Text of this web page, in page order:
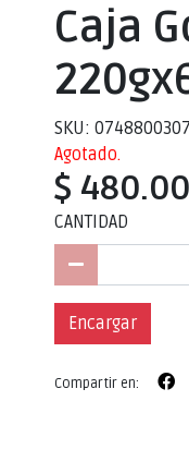
Caja
SKU:
Agotado.
$
CANTIDAD
Encargar
Compartir en: